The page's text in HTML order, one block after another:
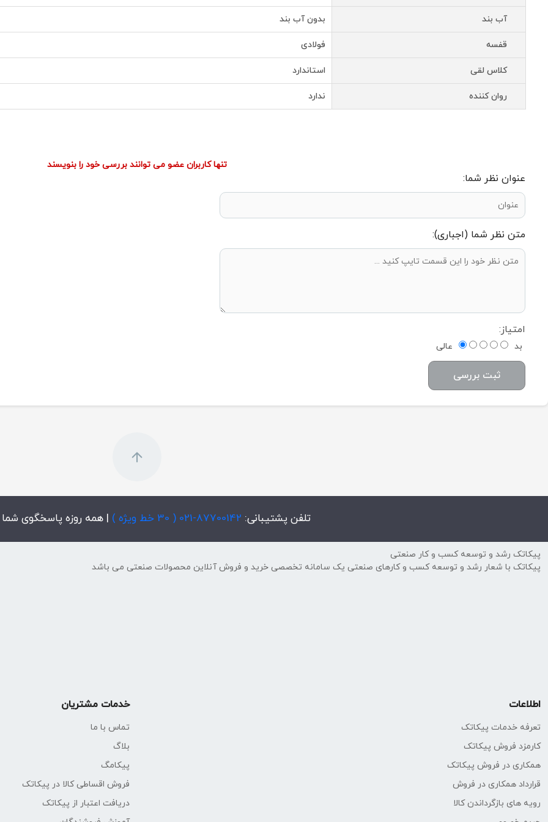
آب بند بدون آب بند
قفسه فولادی
کلاس لقی استاندارد
روان کننده ندارد
تنها کاربران عضو می توانند بررسی خود را بنویسند
عنوان نظر شما:
متن نظر شما (اجباری):
امتیاز:
بد عالی
ثبت بررسی
تلفن پشتیبانی: 87700142-021 ( 30 خط ویژه ) | همه روزه پاسخگوی
پیکاتک رشد و توسعه کسب و کار صنعتی
پیکاتک با شعار رشد و توسعه کسب و کارهای صنعتی یک سامانه تخصصی خرید و فروش آنلاین محصولات صنعتی می باشد
اطلاعات
تعرفه خدمات پیکاتک
کارمزد فروش پیکاتک
همکاری در فروش پیکاتک
قرارداد همکاری در فروش
رویه های بازگرداندن کالا
خدمات مشتریان
تماس با ما
بلاگ
پیکامگ
فروش اقساطی کالا در پیکاتک
دریافت اعتبار از پیکاتک